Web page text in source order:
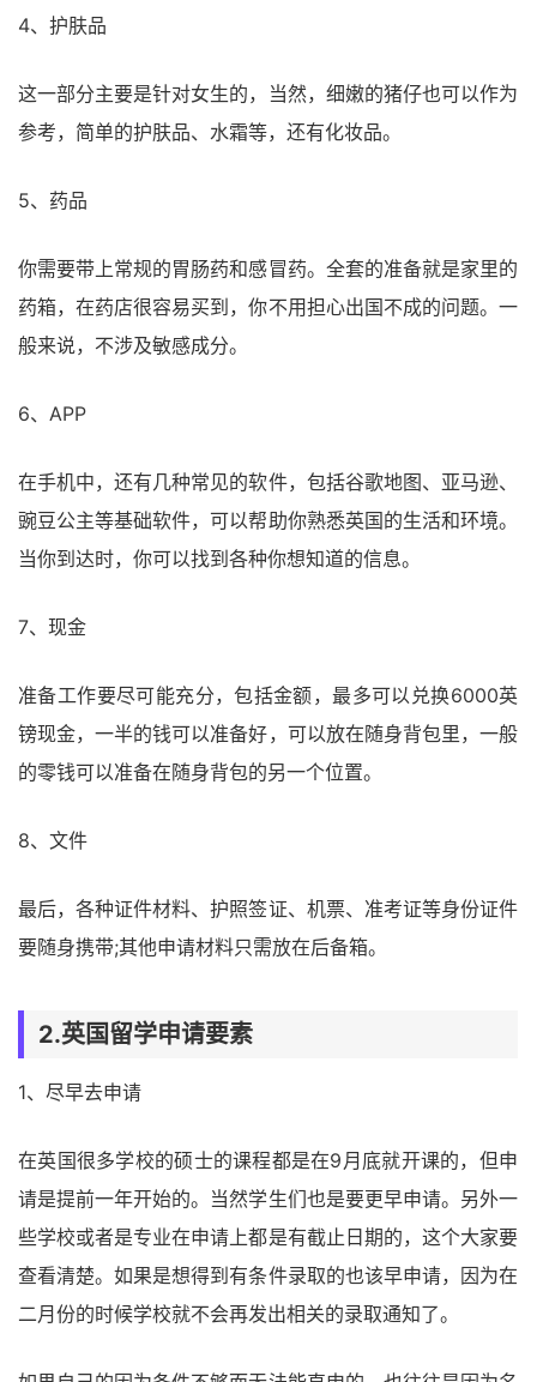
4、护肤品
这一部分主要是针对女生的，当然，细嫩的猪仔也可以作为
参考，简单的护肤品、水霜等，还有化妆品。
5、药品
你需要带上常规的胃肠药和感冒药。全套的准备就是家里的
药箱，在药店很容易买到，你不用担心出国不成的问题。一
般来说，不涉及敏感成分。
6、APP
在手机中，还有几种常见的软件，包括谷歌地图、亚马逊、
豌豆公主等基础软件，可以帮助你熟悉英国的生活和环境。
当你到达时，你可以找到各种你想知道的信息。
7、现金
准备工作要尽可能充分，包括金额，最多可以兑换6000英
镑现金，一半的钱可以准备好，可以放在随身背包里，一般
的零钱可以准备在随身背包的另一个位置。
8、文件
最后，各种证件材料、护照签证、机票、准考证等身份证件
要随身携带;其他申请材料只需放在后备箱。
2.英国留学申请要素
1、尽早去申请
在英国很多学校的硕士的课程都是在9月底就开课的，但申
请是提前一年开始的。当然学生们也是要更早申请。另外一
些学校或者是专业在申请上都是有截止日期的，这个大家要
查看清楚。如果是想得到有条件录取的也该早申请，因为在
二月份的时候学校就不会再发出相关的录取通知了。